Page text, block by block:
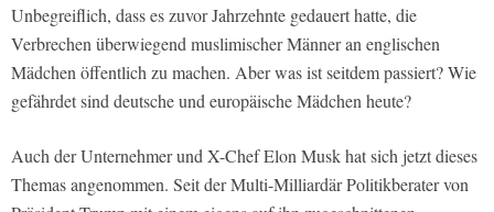
Unbegreiflich, dass es zuvor Jahrzehnte gedauert hatte, die
Verbrechen überwiegend muslimischer Männer an englischen
Mädchen öffentlich zu machen. Aber was ist seitdem passiert? Wie
gefährdet sind deutsche und europäische Mädchen heute?
Auch der Unternehmer und X-Chef Elon Musk hat sich jetzt dieses
Themas angenommen. Seit der Multi-Milliardär Politikberater von